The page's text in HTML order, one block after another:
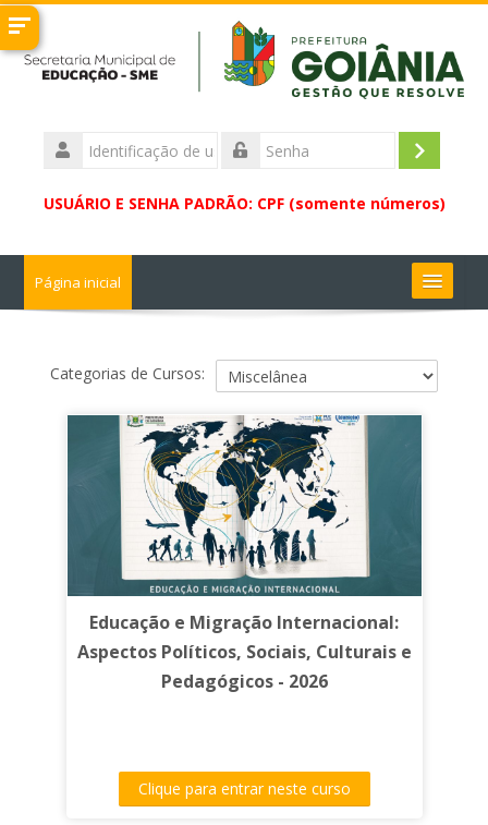
Ir
para
Identificação
de
Acessar
USUÁRIO E SENHA PADRÃO: CPF (somente números)
Página inicial
Buscar
Categorias de Cursos:
Educação e Migração Internacional:
Aspectos Políticos, Sociais, Culturais e
Pedagógicos - 2026
Clique para entrar neste curso